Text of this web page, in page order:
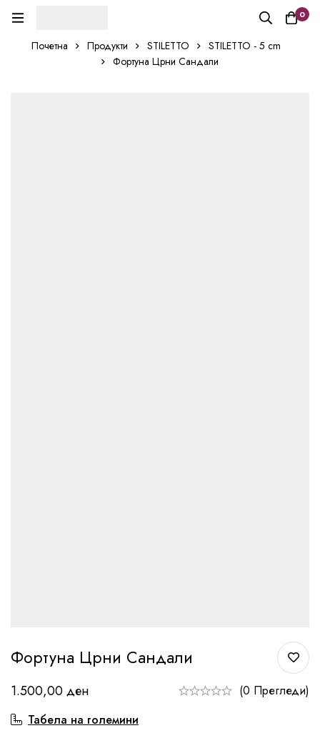
0
Почетна Продукти STILETTO
STILETTO - 5 cm
Фортуна Црни Сандали
Фортуна Црни Сандали
1.500,00ден
(0 Прегледи)
Табела на големини